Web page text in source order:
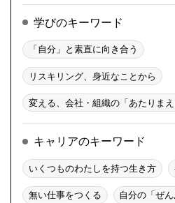
学びのキーワード
「自分」と素直に向き合う
リスキリング、身近なことから
変える、会社・組織の「あたりまえ
キャリアのキーワード
いくつものわたしを持つ生き方
無い仕事をつくる 自分の「ぜ